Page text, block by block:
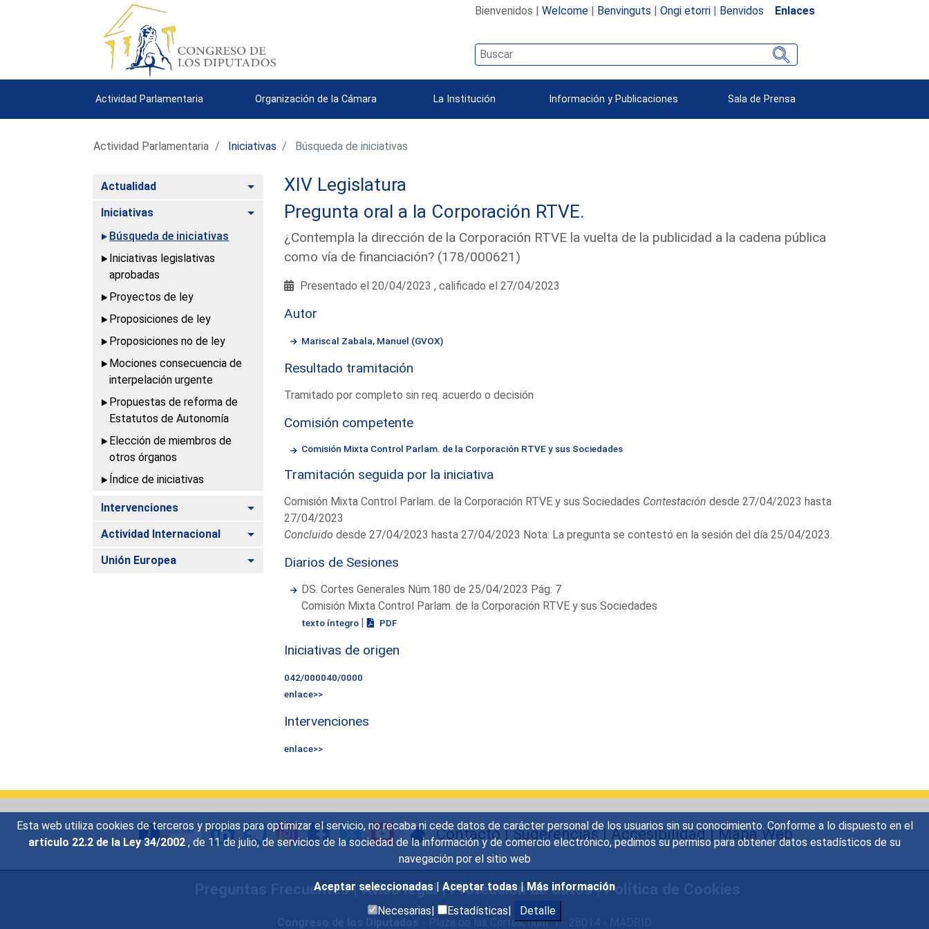
Esta web utiliza cookies de terceros y propias para optimizar el servicio, no recaba ni cede datos de carácter personal de los usuarios sin su conocimiento. Conforme a lo dispuesto en el
artículo 22.2 de la Ley 34/2002 , de 11 de julio, de servicios de la sociedad de la información y de comercio electrónico, pedimos su permiso para obtener datos estadísticos de su
navegación por el sitio web
Aceptar seleccionadas | Aceptar todas | Más información
Necesarias|
Estadísticas| Detalle
Bienvenidos | Welcome| Benvinguts | Ongi etorri| Benvidos Enlaces
Actividad Parlamentaria Organización de la Cámara La Institución Información y Publicaciones Sala de Prensa
Actividad Parlamentaria Iniciativas Búsqueda de iniciativas
Actualidad Alternar
Iniciativas
Alternar
Búsqueda de iniciativas
Iniciativas legislativas
aprobadas
Proyectos de ley
Proposiciones de ley
Proposiciones no de ley
Mociones consecuencia de
interpelación urgente
Propuestas de reforma de
Estatutos de Autonomía
Elección de miembros de
otros órganos
Índice de iniciativas
Intervenciones Alternar
Actividad Internacional Alternar
Unión Europea Alternar
XIV Legislatura
Pregunta oral a la Corporación RTVE.
¿Contempla la dirección de la Corporación RTVE la vuelta de la publicidad a la cadena pública
como vía de financiación? (178/000621)
Presentado el 20/04/2023 , calificado el 27/04/2023
Autor
Mariscal Zabala, Manuel (GVOX)
Resultado tramitación
Tramitado por completo sin req. acuerdo o decisión
Comisión competente
Comisión Mixta Control Parlam. de la Corporación RTVE y sus Sociedades
Tramitación seguida por la iniciativa
Comisión Mixta Control Parlam. de la Corporación RTVE y sus Sociedades Contestación desde 27/04/2023 hasta
27/04/2023
Concluido desde 27/04/2023 hasta 27/04/2023 Nota: La pregunta se contestó en la sesión del día 25/04/2023.
Diarios de Sesiones
DS. Cortes Generales Núm.180 de 25/04/2023 Pág: 7
Comisión Mixta Control Parlam. de la Corporación RTVE y sus Sociedades
texto íntegro | PDF
Iniciativas de origen
042/000040/0000
enlace>>
Intervenciones
enlace>>
Contacto|Sugerencias|Accesibilidad|Mapa Web
Preguntas Frecuentes|Aviso legal|Protección de datos|Política de Cookies
- Plaza de las Cortes, núm. 1 - 28014 - MADRID